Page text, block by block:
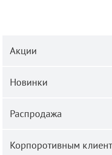
Акции
Новинки
Распродажа
Корпоротивным